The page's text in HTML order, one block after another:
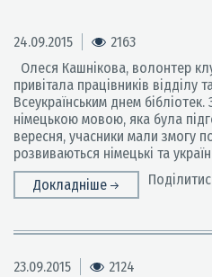
24.09.2015
2163
Олеся Кашнікова, волонтер
привітала працівників відділу
Всеукраїнським днем бібліотек.
німецькою мовою, яка була
вересня, учасники мали змогу
розвиваються німецькі та
Докладніше
23.09.2015
2124